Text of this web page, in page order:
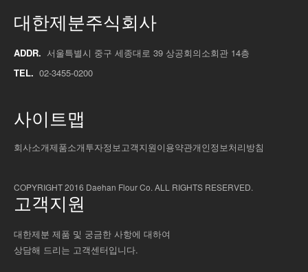
대한제분주식회사
ADDR. 서울특별시 중구 세종대로 39 상공회의소회관 14층
TEL. 02-3455-0200
사이트맵
회사소개제품소개투자정보고객지원이용약관개인정보처리방침
COPYRIGHT 2016 Daehan Flour Co. ALL RIGHTS RESERVED.
고객지원
대한제분 제품 및 궁금한 사항에 대하여
상담해 드리는 고객센터입니다.